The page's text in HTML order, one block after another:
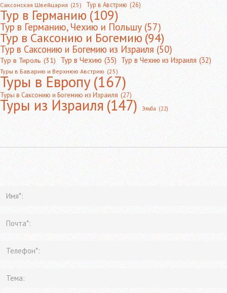
Саксонская Швейцария (25) Тур в Австрию (26)
Тур в Германию(109)
Тур в Германию, Чехию и Польшу (57)
Тур в Саксонию и Богемию(94)
Тур в Саксонию и Богемию из Израиля (50)
Тур в Тироль (31) Тур в Чехию (35) Тур в Чехию из Израиля (32)
Туры в Баварию и Верхнюю Австрию (25)
Туры в Европу(167)
Туры в Саксонию и Богемию из Израиля (27)
Туры из Израиля(147) Эльба (22)